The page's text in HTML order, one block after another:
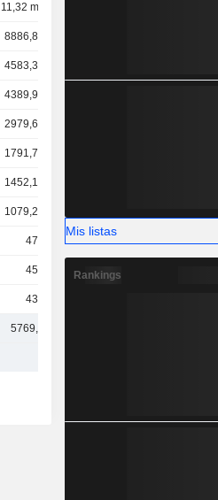
11,32 mil M
8886,88 M
4583,36 M
4389,94 M
2979,63 M
1791,71 M
1452,17 M
1079,24 M
478 M
456 M
435 M
5769,2 M
Mis listas
Rankings